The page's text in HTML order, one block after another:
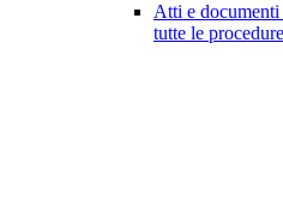
Atti e documenti
tutte le procedure